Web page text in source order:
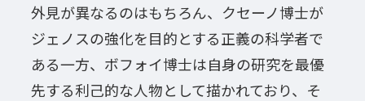
外見が異なるのはもちろん、クセーノ博士が
ジェノスの強化を目的とする正義の科学者で
ある一方、ボフォイ博士は自身の研究を最優
先する利己的な人物として描かれており、そ